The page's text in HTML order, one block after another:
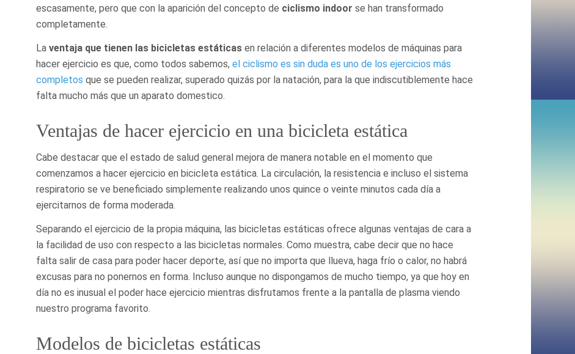
escasamente, pero que con la aparición del concepto de ciclismo indoor se han transformado
completamente.
La ventaja que tienen las bicicletas estáticas en relación a diferentes modelos de máquinas para
hacer ejercicio es que, como todos sabemos, el ciclismo es sin duda es uno de los ejercicios más
completos que se pueden realizar, superado quizás por la natación, para la que indiscutiblemente hace
falta mucho más que un aparato domestico.
Ventajas de hacer ejercicio en una bicicleta estática
Cabe destacar que el estado de salud general mejora de manera notable en el momento que
comenzamos a hacer ejercicio en bicicleta estática. La circulación, la resistencia e incluso el sistema
respiratorio se ve beneficiado simplemente realizando unos quince o veinte minutos cada día a
ejercitarnos de forma moderada.
Separando el ejercicio de la propia máquina, las bicicletas estáticas ofrece algunas ventajas de cara a
la facilidad de uso con respecto a las bicicletas normales. Como muestra, cabe decir que no hace
falta salir de casa para poder hacer deporte, así que no importa que llueva, haga frío o calor, no habrá
excusas para no ponernos en forma. Incluso aunque no dispongamos de mucho tiempo, ya que hoy en
día no es inusual el poder hace ejercicio mientras disfrutamos frente a la pantalla de plasma viendo
nuestro programa favorito.
Modelos de bicicletas estáticas